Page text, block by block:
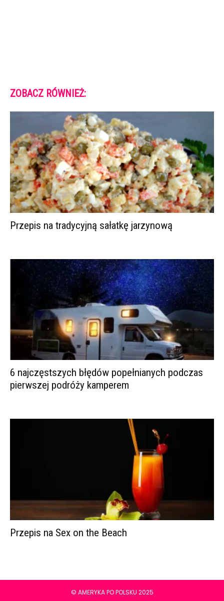
ZOBACZ RÓWNIEŻ:
Przepis na tradycyjną sałatkę jarzynową
6 najczęstszych błędów popełnianych podczas
pierwszej podróży kamperem
Przepis na Sex on the Beach
© AMERYKA PO POLSKU 2025